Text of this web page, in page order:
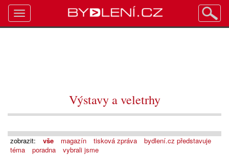
Výstavy a veletrhy
zobrazit: vše magazín tisková zpráva
bydlení.cz představuje
téma
poradna vybrali jsme
Toggle
navigation